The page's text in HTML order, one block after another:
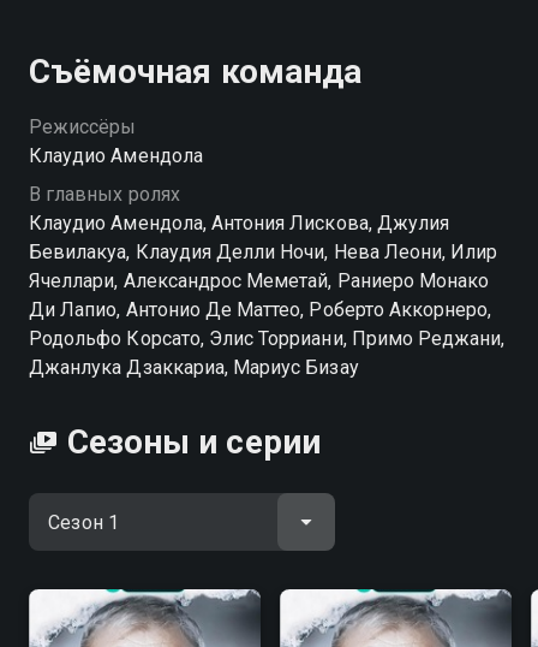
Съёмочная команда
Режиссёры
Клаудио Амендола
В главных ролях
Клаудио Амендола, Антония Лискова, Джулия
Бевилакуа, Клаудия Делли Ночи, Нева Леони, Илир
Ячеллари, Александрос Меметай, Раниеро Монако
Ди Лапио, Антонио Де Маттео, Роберто Аккорнеро,
Родольфо Корсато, Элис Торриани, Примо Реджани,
Джанлука Дзаккариа, Мариус Бизау
Сезоны и серии